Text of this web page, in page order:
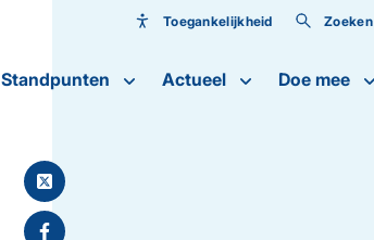
Toegankelijkheid Zoeken
Standpunten Actueel Doe mee